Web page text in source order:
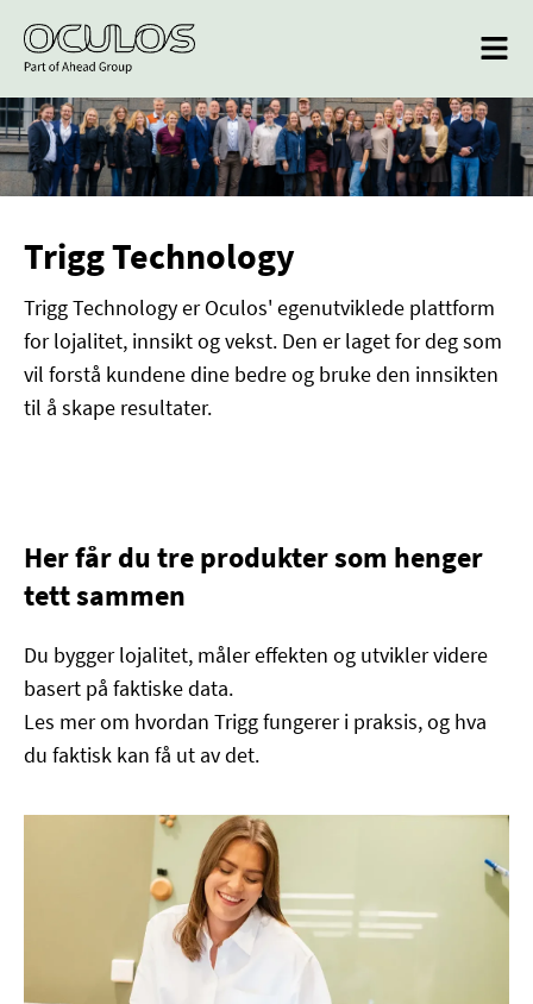
Trigg Technology
Trigg Technology er Oculos' egenutviklede plattform
for lojalitet, innsikt og vekst. Den er laget for deg som
vil forstå kundene dine bedre og bruke den innsikten
til å skape resultater.
Her får du tre produkter som henger
tett sammen
Du bygger lojalitet, måler effekten og utvikler videre
basert på faktiske data.
Les mer om hvordan Trigg fungerer i praksis, og hva
du faktisk kan få ut av det.